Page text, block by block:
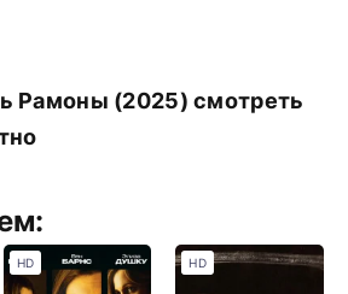
Рамоны (2025) смотреть
HD HD